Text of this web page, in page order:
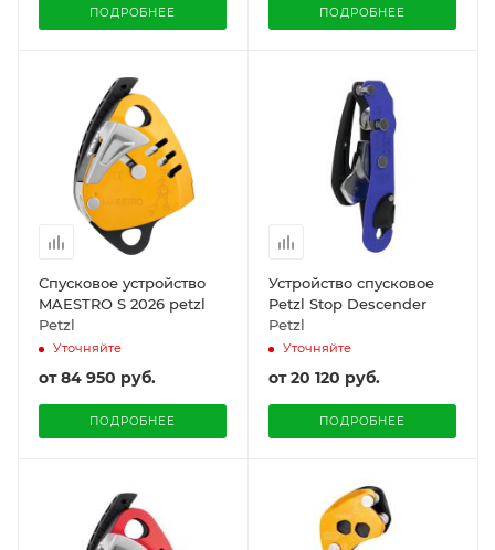
ПОДРОБНЕЕ ПОДРОБНЕЕ
Спусковое устройство
MAESTRO S 2026 petzl
Petzl
Уточняйте
от84 950 руб.
ПОДРОБНЕЕ
Устройство спусковое
Petzl Stop Descender
Petzl
Уточняйте
от20 120 руб.
ПОДРОБНЕЕ